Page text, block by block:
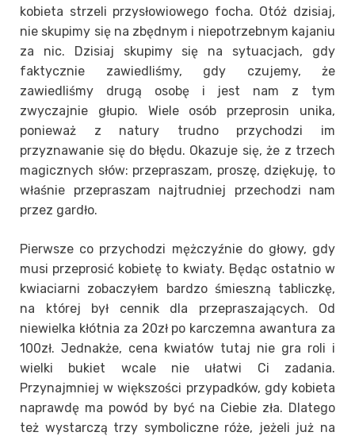
kobieta strzeli przysłowiowego focha. Otóż dzisiaj,
nie skupimy się na zbędnym i niepotrzebnym kajaniu
za nic. Dzisiaj skupimy się na sytuacjach, gdy
faktycznie zawiedliśmy, gdy czujemy, że
zawiedliśmy drugą osobę i jest nam z tym
zwyczajnie głupio. Wiele osób przeprosin unika,
ponieważ z natury trudno przychodzi im
przyznawanie się do błędu. Okazuje się, że z trzech
magicznych słów: przepraszam, proszę, dziękuję, to
właśnie przepraszam najtrudniej przechodzi nam
przez gardło.
Pierwsze co przychodzi mężczyźnie do głowy, gdy
musi przeprosić kobietę to kwiaty. Będąc ostatnio w
kwiaciarni zobaczyłem bardzo śmieszną tabliczkę,
na której był cennik dla przepraszających. Od
niewielka kłótnia za 20zł po karczemna awantura za
100zł. Jednakże, cena kwiatów tutaj nie gra roli i
wielki bukiet wcale nie ułatwi Ci zadania.
Przynajmniej w większości przypadków, gdy kobieta
naprawdę ma powód by być na Ciebie zła. Dlatego
też wystarczą trzy symboliczne róże, jeżeli już na